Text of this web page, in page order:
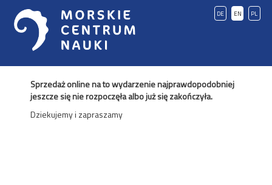
PL
EN
DE
Sprzedaż online na to wydarzenie najprawdopodobniej
jeszcze się nie rozpoczęła albo już się zakończyła.
Dziekujemy i zapraszamy